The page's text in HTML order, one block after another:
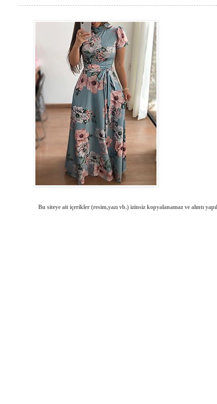
Bu siteye ait içerikler (resim,yazı vb.) izinsiz kopyalanamaz ve alıntı